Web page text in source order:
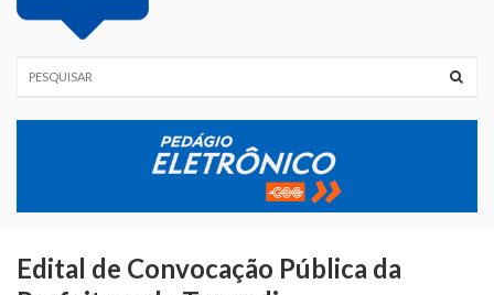
Edital de Convocação Pública da